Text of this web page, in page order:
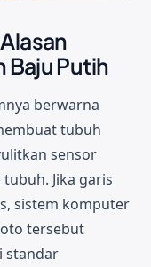
Baju Putih
berwarna
tubuh
sensor
Jika garis
sistem komputer
tersebut
standar